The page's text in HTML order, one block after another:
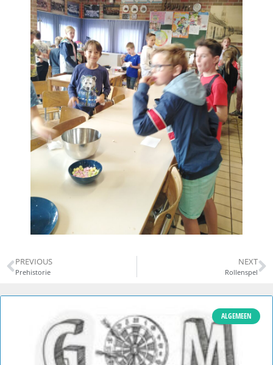
PREVIOUS
Prehistorie
NEXT
Rollenspel
ALGEMEEN